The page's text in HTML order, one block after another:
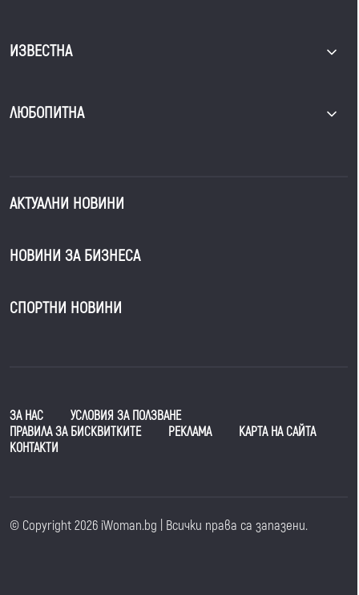
ИЗВЕСТНА
ЛЮБОПИТНА
АКТУАЛНИ НОВИНИ
НОВИНИ ЗА БИЗНЕСА
СПОРТНИ НОВИНИ
ЗА НАС
УСЛОВИЯ ЗА ПОЛЗВАНЕ
ПРАВИЛА ЗА БИСКВИТКИТЕ
РЕКЛАМА
КАРТА НА САЙТА
КОНТАКТИ
© Copyright 2026 iWoman.bg | Всички права са запазени.